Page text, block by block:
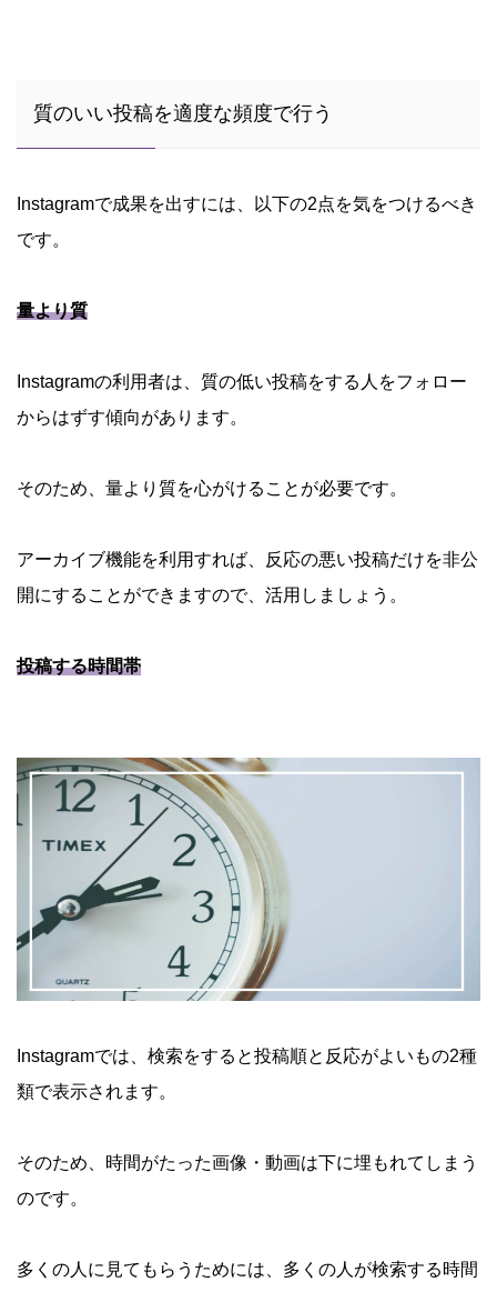
質のいい投稿を適度な頻度で行う
Instagramで成果を出すには、以下の2点を気をつけるべき
です。
量より質
Instagramの利用者は、質の低い投稿をする人をフォロー
からはずす傾向があります。
そのため、量より質を心がけることが必要です。
アーカイブ機能を利用すれば、反応の悪い投稿だけを非公
開にすることができますので、活用しましょう。
投稿する時間帯
Instagramでは、検索をすると投稿順と反応がよいもの2種
類で表示されます。
そのため、時間がたった画像・動画は下に埋もれてしまう
のです。
多くの人に見てもらうためには、多くの人が検索する時間